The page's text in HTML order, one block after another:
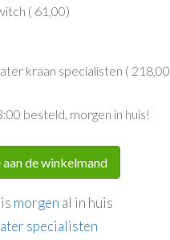
( 61,00)
kraan specialisten ( 218,00
besteld, morgen in huis!
de winkelmand
morgen al in huis
specialisten